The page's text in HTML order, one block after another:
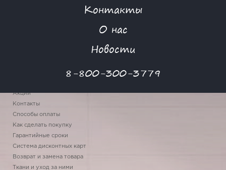
Контакты
О нас
Новости
8-800-300-3779
Акции
Контакты
Способы оплаты
Как сделать покупку
Гарантийные сроки
Система дисконтных карт
Возврат и замена товара
Ткани и уход за ними